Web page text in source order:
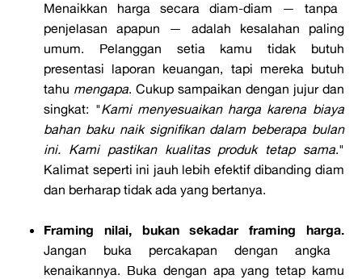
Menaikkan harga secara diam-diam — tanpa
penjelasan apapun — adalah kesalahan paling
umum. Pelanggan setia kamu tidak butuh
presentasi laporan keuangan, tapi mereka butuh
tahu mengapa. Cukup sampaikan dengan jujur dan
singkat: "Kami menyesuaikan harga karena biaya
bahan baku naik signifikan dalam beberapa bulan
ini. Kami pastikan kualitas produk tetap sama."
Kalimat seperti ini jauh lebih efektif dibanding diam
dan berharap tidak ada yang bertanya.
Framing nilai, bukan sekadar framing harga.
Jangan buka percakapan dengan angka
kenaikannya. Buka dengan apa yang tetap kamu